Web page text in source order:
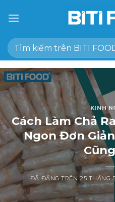
đến
dung
Tìm
kiếm:
KINH
Cách Làm Chả
Ngon Đơn
ĐÃ ĐĂNG TRÊN25 THÁNG